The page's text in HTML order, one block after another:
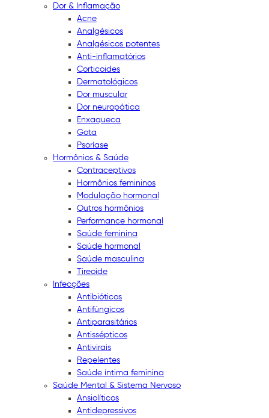
Dor & Inflamação
Acne
Analgésicos
Analgésicos potentes
Anti-inflamatórios
Corticoides
Dermatológicos
Dor muscular
Dor neuropática
Enxaqueca
Gota
Psoríase
Hormônios & Saúde
Contraceptivos
Hormônios femininos
Modulação hormonal
Outros hormônios
Performance hormonal
Saúde feminina
Saúde hormonal
Saúde masculina
Tireoide
Infecções
Antibióticos
Antifúngicos
Antiparasitários
Antissépticos
Antivirais
Repelentes
Saúde íntima feminina
Saúde Mental & Sistema Nervoso
Ansiolíticos
Antidepressivos